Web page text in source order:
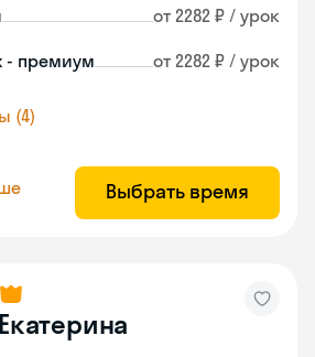
от 2282 ₽ / урок
- премиум от 2282 ₽ / урок
(4)
Выбрать время
Екатерина